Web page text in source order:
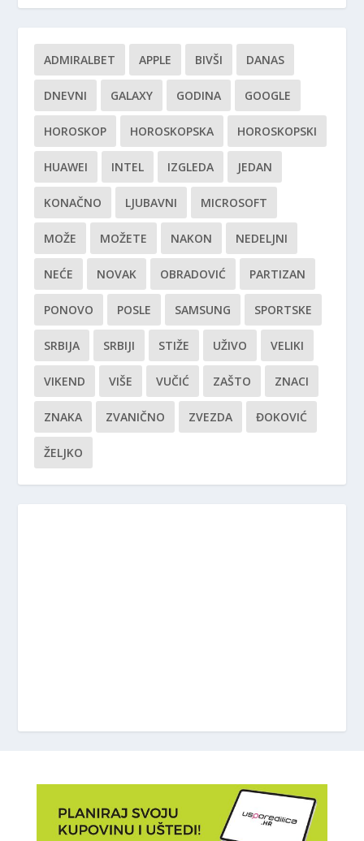
ADMIRALBET APPLE BIVŠI DANAS
DNEVNI GALAXY GODINA GOOGLE
HOROSKOP HOROSKOPSKA HOROSKOPSKI
HUAWEI INTEL IZGLEDA JEDAN
KONAČNO LJUBAVNI MICROSOFT
MOŽE MOŽETE NAKON NEDELJNI
NEĆE NOVAK OBRADOVIĆ PARTIZAN
PONOVO POSLE SAMSUNG SPORTSKE
SRBIJA SRBIJI STIŽE UŽIVO VELIKI
VIKEND VIŠE VUČIĆ ZAŠTO ZNACI
ZNAKA ZVANIČNO ZVEZDA ĐOKOVIĆ
ŽELJKO